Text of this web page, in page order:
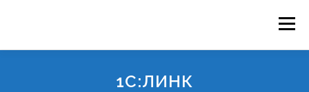
Меню
ПОДДЕРЖКА 1С
1С:ЛИНК